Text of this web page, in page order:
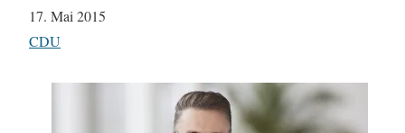
Datum
17. Mai 2015
In Bezug auf
CDU